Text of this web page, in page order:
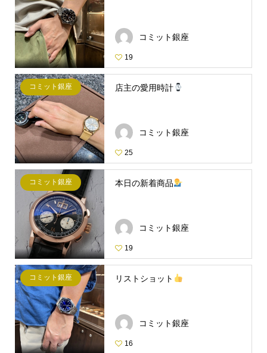
コミット銀座
19
コミット銀座 店主の愛用時計
コミット銀座
25
コミット銀座 本日の新着商品
コミット銀座
19
コミット銀座 リストショット
コミット銀座
16